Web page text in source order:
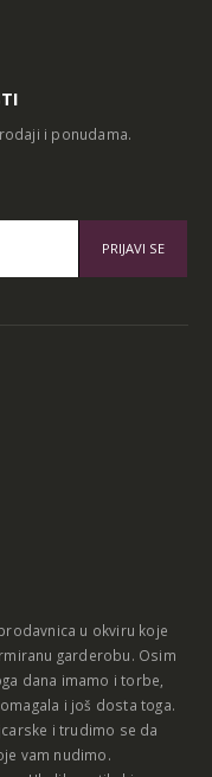
i ponudama.
u okviru koje
garderobu. Osim
dana imamo i torbe,
i još dosta toga.
i trudimo se da
vam nudimo.